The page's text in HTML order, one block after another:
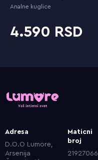
Analne kuglice
4.590
Adresa
D.O.O Lumore,
Arsenija
Maticni
broj
21927066